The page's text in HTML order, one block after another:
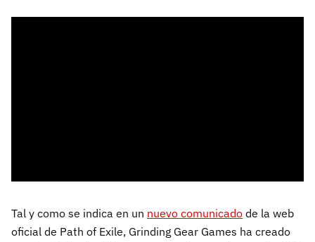
Tal y como se indica en un nuevo comunicado de la web
oficial de Path of Exile, Grinding Gear Games ha creado